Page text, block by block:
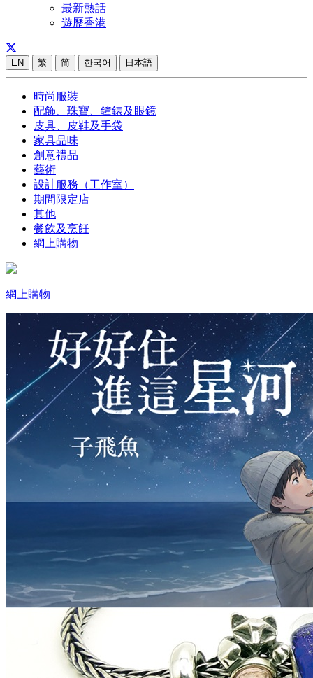
最新熱話
遊歷香港
EN 繁 简 한국어 日本語
時尚服裝
配飾、珠寶、鐘錶及眼鏡
皮具、皮鞋及手袋
家具品味
創意禮品
藝術
設計服務（工作室）
期間限定店
其他
餐飲及烹飪
網上購物
網上購物